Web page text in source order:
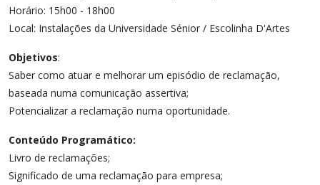
Horário: 15h00 - 18h00
Local: Instalações da Universidade Sénior / Escolinha D'Artes
Objetivos:
Saber como atuar e melhorar um episódio de reclamação,
baseada numa comunicação assertiva;
Potencializar a reclamação numa oportunidade.
Conteúdo Programático:
Livro de reclamações;
Significado de uma reclamação para empresa;